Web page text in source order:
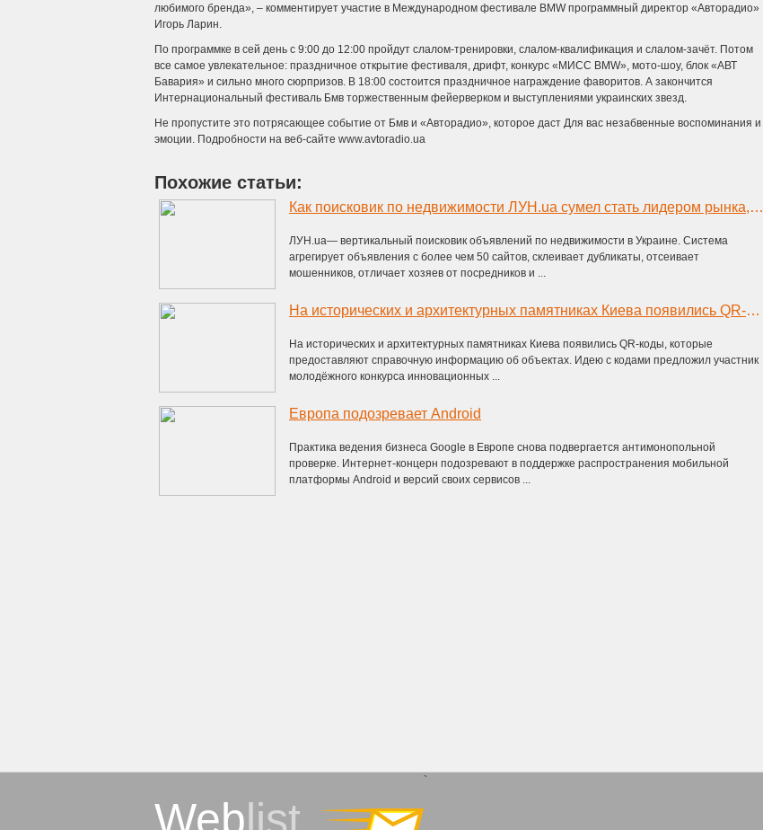
любимого бренда», – комментирует участие в Международном фестивале BMW программный директор «Авторадио»
Игорь Ларин.
По программке в сей день с 9:00 до 12:00 пройдут слалом-тренировки, слалом-квалификация и слалом-зачёт. Потом
все самое увлекательное: праздничное открытие фестиваля, дрифт, конкурс «МИСС BMW», мото-шоу, блок «АВТ
Бавария» и сильно много сюрпризов. В 18:00 состоится праздничное награждение фаворитов. А закончится
Интернациональный фестиваль Бмв торжественным фейерверком и выступлениями украинских звезд.
Не пропустите это потрясающее событие от Бмв и «Авторадио», которое даст Для вас незабвенные воспоминания и
эмоции. Подробности на веб-сайте www.avtoradio.ua
Похожие статьи:
Как поисковик по недвижимости ЛУН.ua сумел стать лидером рынка, не вкладывая денег в рекламу
ЛУН.ua— вертикальный поисковик объявлений по недвижимости в Украине. Система
агрегирует объявления с более чем 50 сайтов, склеивает дубликаты, отсеивает
мошенников, отличает хозяев от посредников и ...
На исторических и архитектурных памятниках Киева появились QR-коды
На исторических и архитектурных памятниках Киева появились QR-коды, которые
предоставляют справочную информацию об объектах. Идею с кодами предложил участник
молодёжного конкурса инновационных ...
Европа подозревает Android
Практика ведения бизнеса Google в Европе снова подвергается антимонопольной
проверке. Интернет-концерн подозревают в поддержке распространения мобильной
платформы Android и версий своих сервисов ...
Weblist
`